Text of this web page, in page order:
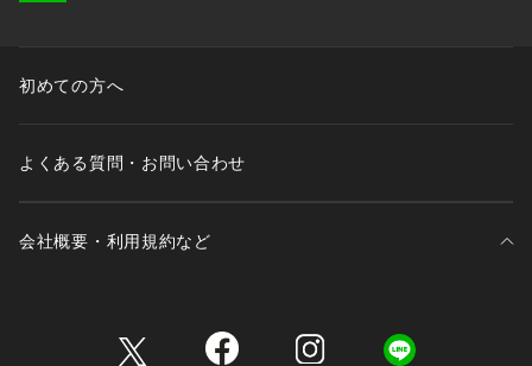
初めての方へ
よくある質問・お問い合わせ
会社概要・利用規約など